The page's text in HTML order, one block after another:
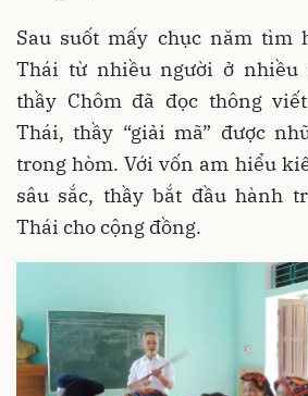
Sau suốt mấy chục năm tìm
Thái từ nhiều người ở nhiều
thầy Chôm đã đọc thông
Thái, thầy “giải mã” được
trong hòm. Với vốn am hiểu
sâu sắc, thầy bắt đầu hành
Thái cho cộng đồng.